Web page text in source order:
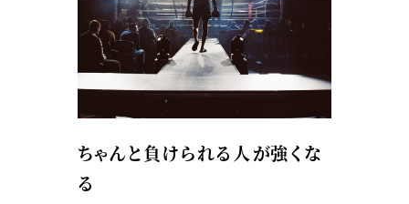
ちゃんと負けられる人が強くな
る